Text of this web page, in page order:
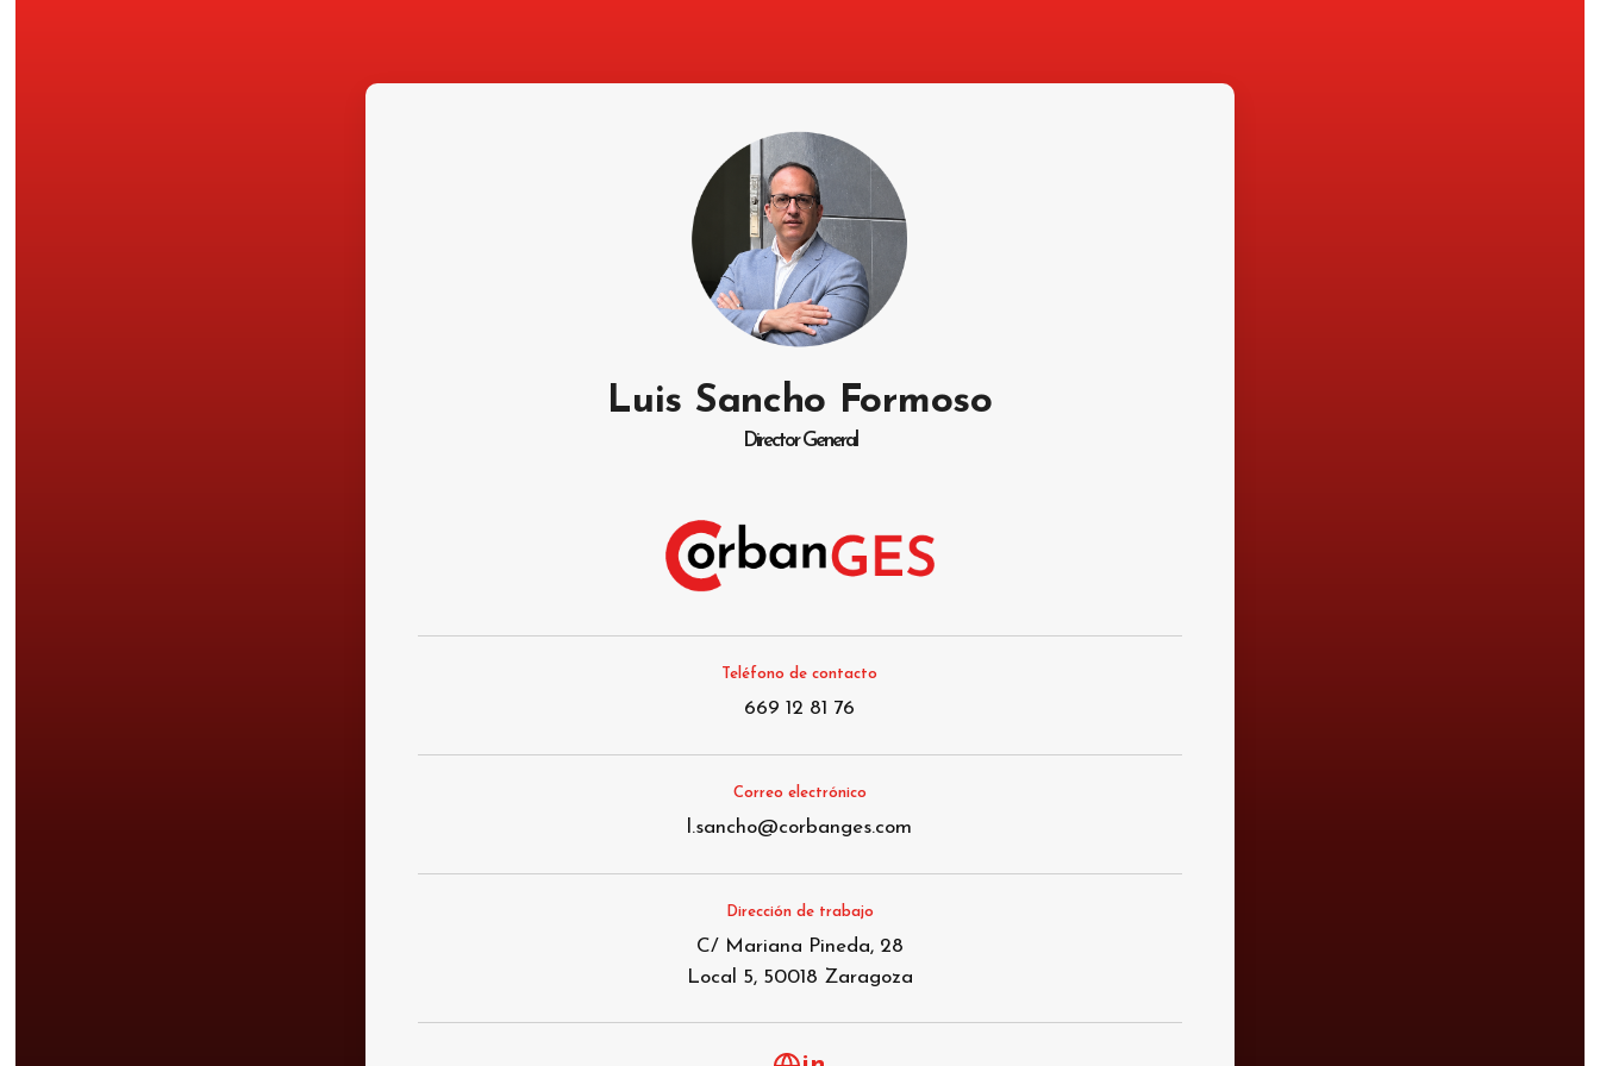
Luis Sancho Formoso
Director General
Teléfono de contacto
669 12 81 76
Correo electrónico
l.sancho@corbanges.com
Dirección de trabajo
C/ Mariana Pineda, 28
Local 5, 50018 Zaragoza